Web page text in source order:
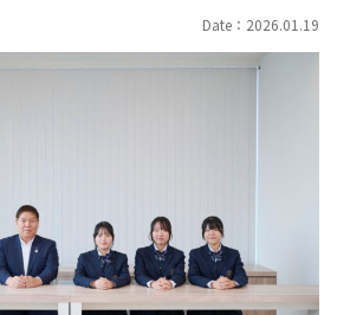
Date：2026.01.19